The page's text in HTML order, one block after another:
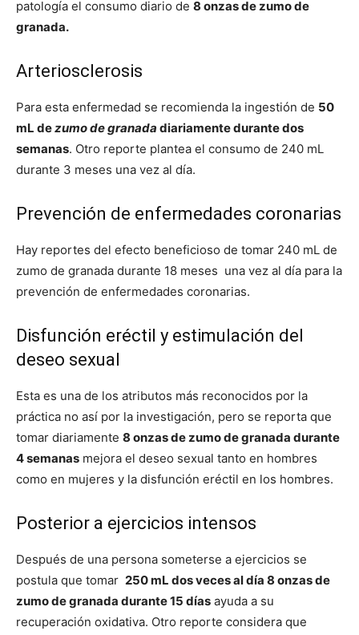
patología el consumo diario de 8 onzas de zumo de
granada.
Arteriosclerosis
Para esta enfermedad se recomienda la ingestión de 50
mL dezumo de granada diariamente durante dos
semanas. Otro reporte plantea el consumo de 240 mL
durante 3 meses una vez al día.
Prevención de enfermedades coronarias
Hay reportes del efecto beneficioso de tomar 240 mL de
zumo de granada durante 18 meses una vez al día para la
prevención de enfermedades coronarias.
Disfunción eréctil y estimulación del
deseo sexual
Esta es una de los atributos más reconocidos por la
práctica no así por la investigación, pero se reporta que
tomar diariamente 8 onzas de zumo de granada durante
4 semanas mejora el deseo sexual tanto en hombres
como en mujeres y la disfunción eréctil en los hombres.
Posterior a ejercicios intensos
Después de una persona someterse a ejercicios se
postula que tomar 250 mL dos veces al día 8 onzas de
zumo de granada durante 15 días ayuda a su
recuperación oxidativa. Otro reporte considera que